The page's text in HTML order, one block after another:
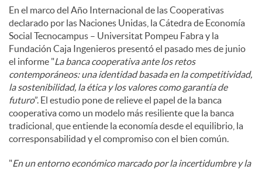
En el marco del Año Internacional de las Cooperativas
declarado por las Naciones Unidas, la Cátedra de Economía
Social Tecnocampus – Universitat Pompeu Fabra y la
Fundación Caja Ingenieros presentó el pasado mes de junio
el informe "La banca cooperativa ante los retos
contemporáneos: una identidad basada en la competitividad,
la sostenibilidad, la ética y los valores como garantía de
futuro”. El estudio pone de relieve el papel de la banca
cooperativa como un modelo más resiliente que la banca
tradicional, que entiende la economía desde el equilibrio, la
corresponsabilidad y el compromiso con el bien común.
"En un entorno económico marcado por la incertidumbre y la